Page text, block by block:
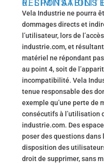
6. LIMITATIONS DE
Vela Industrie ne pourra
dommages directs et
l’utilisateur, lors de
industrie.com, et
matériel ne répondant
au point 4, soit de
incompatibilité. Vela
tenue responsable des
exemple qu’une perte de
consécutifs à l’utilisation
industrie.com. Des
poser des questions dans
disposition des
droit de supprimer, sans